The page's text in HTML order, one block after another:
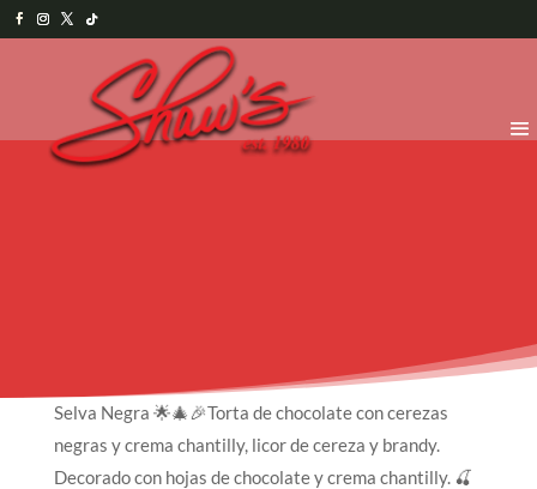
Selva Negra 🌟🎄🎉Torta de chocolate con cerezas
negras y crema chantilly, licor de cereza y brandy.
Decorado con hojas de chocolate y crema chantilly. 🍒